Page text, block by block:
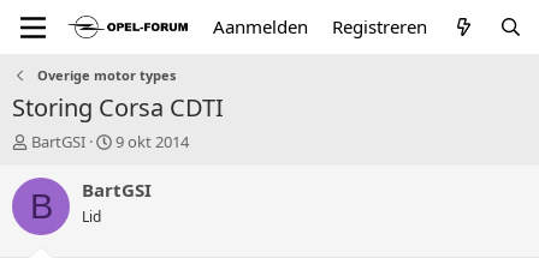
Aanmelden Registreren
Overige motor types
Storing Corsa CDTI
T
p
BartGSI
S
a
9 okt 2014
B BartGSI
Lid